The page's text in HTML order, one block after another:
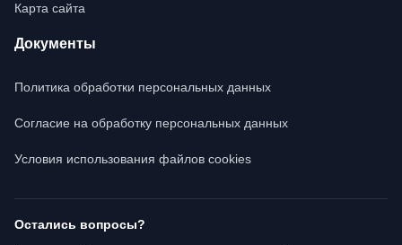
Карта сайта
Документы
Политика обработки персональных данных
Согласие на обработку персональных данных
Условия использования файлов cookies
Остались вопросы?